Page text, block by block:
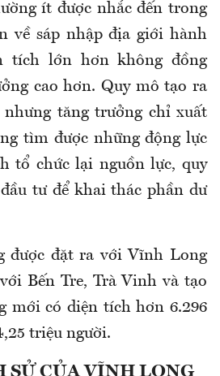
ít được nhắc đến trong
về sáp nhập địa giới hành
tích lớn hơn không đồng
cao hơn. Quy mô tạo ra
tăng trưởng chỉ xuất
tìm được những động lực
tổ chức lại nguồn lực, quy
tư để khai thác phần dư
được đặt ra với Vĩnh Long
Bến Tre, Trà Vinh và tạo
mới có diện tích hơn 6.296
triệu người.
SỬ CỦA VĨNH LONG